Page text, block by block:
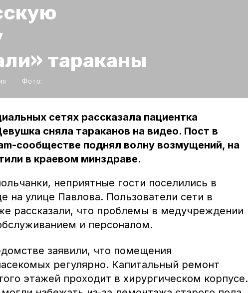
тараканы
Фото:
сетях рассказала пациентка
сняла тараканов на видео. Пост в
сообществе поднял волну возмущений, на
в краевом минздраве.
неприятные гости поселились в
на улице Павлова. Пользователи сети в
рассказали, что проблемы в медучреждении
и персоналом.
заявили, что помещения
регулярно. Капитальный ремонт
этажей проходит в хирургическом корпусе.